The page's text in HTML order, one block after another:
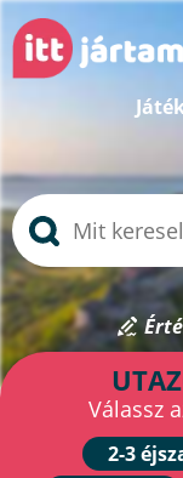
Válassz
2-3